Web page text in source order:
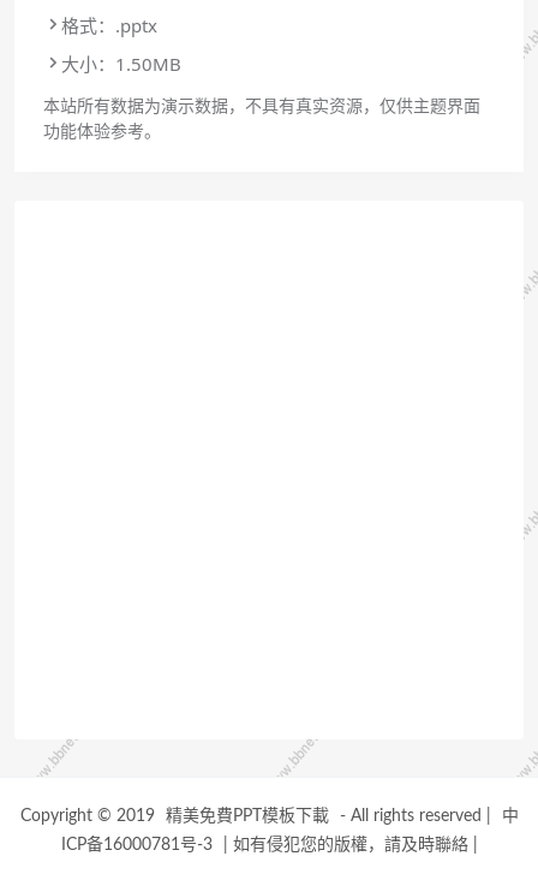
格式：.pptx
大小：1.50MB
本站所有数据为演示数据，不具有真实资源，仅供主题界面
功能体验参考。
Copyright © 2019 精美免費PPT模板下載 - All rights reserved
中
ICP备16000781号-3
如有侵犯您的版權，請及時聯絡|